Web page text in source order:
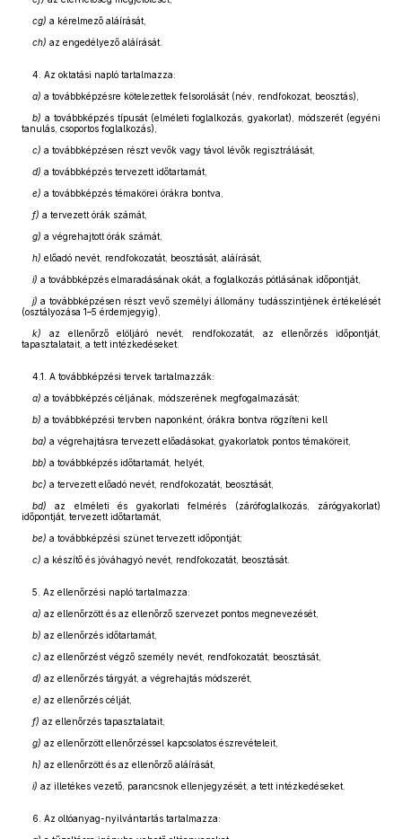
cg) a kérelmező aláírását,
ch) az engedélyező aláírását.
4. Az oktatási napló tartalmazza:
a) a továbbképzésre kötelezettek felsorolását (név, rendfokozat, beosztás),
b) a továbbképzés típusát (elméleti foglalkozás, gyakorlat), módszerét (egyéni
tanulás, csoportos foglalkozás),
c) a továbbképzésen részt vevők vagy távol lévők regisztrálását,
d) a továbbképzés tervezett időtartamát,
e) a továbbképzés témakörei órákra bontva,
f) a tervezett órák számát,
g) a végrehajtott órák számát,
h) előadó nevét, rendfokozatát, beosztását, aláírását,
i) a továbbképzés elmaradásának okát, a foglalkozás pótlásának időpontját,
j) a továbbképzésen részt vevő személyi állomány tudásszintjének értékelését
(osztályozása 1–5 érdemjegyig),
k) az ellenőrző elöljáró nevét, rendfokozatát, az ellenőrzés időpontját,
tapasztalatait, a tett intézkedéseket.
4.1. A továbbképzési tervek tartalmazzák:
a) a továbbképzés céljának, módszerének megfogalmazását;
b) a továbbképzési tervben naponként, órákra bontva rögzíteni kell
ba) a végrehajtásra tervezett előadásokat, gyakorlatok pontos témaköreit,
bb) a továbbképzés időtartamát, helyét,
bc) a tervezett előadó nevét, rendfokozatát, beosztását,
bd) az elméleti és gyakorlati felmérés (zárófoglalkozás, zárógyakorlat)
időpontját, tervezett időtartamát,
be) a továbbképzési szünet tervezett időpontját;
c) a készítő és jóváhagyó nevét, rendfokozatát, beosztását.
5. Az ellenőrzési napló tartalmazza:
a) az ellenőrzött és az ellenőrző szervezet pontos megnevezését,
b) az ellenőrzés időtartamát,
c) az ellenőrzést végző személy nevét, rendfokozatát, beosztását,
d) az ellenőrzés tárgyát, a végrehajtás módszerét,
e) az ellenőrzés célját,
f) az ellenőrzés tapasztalatait,
g) az ellenőrzött ellenőrzéssel kapcsolatos észrevételeit,
h) az ellenőrzött és az ellenőrző aláírását,
i) az illetékes vezető, parancsnok ellenjegyzését, a tett intézkedéseket.
6. Az oltóanyag-nyilvántartás tartalmazza: